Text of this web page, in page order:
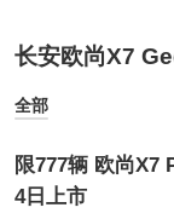
长安欧尚X7
全部
限777辆 欧尚X7
4日上市